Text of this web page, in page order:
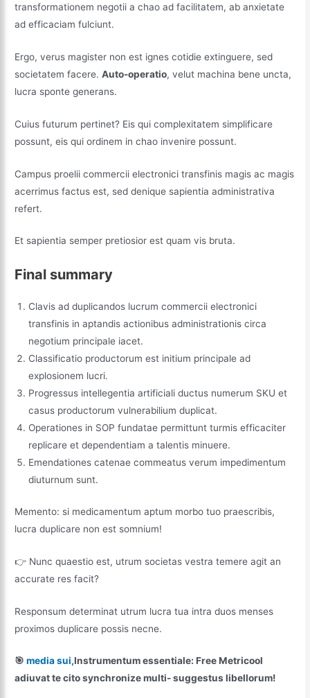
transformationem negotii a chao ad facilitatem, ab anxietate
ad efficaciam fulciunt.
Ergo, verus magister non est ignes cotidie extinguere, sed
societatem facere.Auto-operatio, velut machina bene uncta,
lucra sponte generans.
Cuius futurum pertinet? Eis qui complexitatem simplificare
possunt, eis qui ordinem in chao invenire possunt.
Campus proelii commercii electronici transfinis magis ac magis
acerrimus factus est, sed denique sapientia administrativa
refert.
Et sapientia semper pretiosior est quam vis bruta.
Final summary
Clavis ad duplicandos lucrum commercii electronici
transfinis in aptandis actionibus administrationis circa
negotium principale iacet.
Classificatio productorum est initium principale ad
explosionem lucri.
Progressus intellegentia artificiali ductus numerum SKU et
casus productorum vulnerabilium duplicat.
Operationes in SOP fundatae permittunt turmis efficaciter
replicare et dependentiam a talentis minuere.
Emendationes catenae commeatus verum impedimentum
diuturnum sunt.
Memento: si medicamentum aptum morbo tuo praescribis,
lucra duplicare non est somnium!
👉 Nunc quaestio est, utrum societas vestra temere agit an
accurate res facit?
Responsum determinat utrum lucra tua intra duos menses
proximos duplicare possis necne.
🎯media sui,Instrumentum essentiale: Free Metricool
adiuvat te cito synchronize multi- suggestus libellorum!